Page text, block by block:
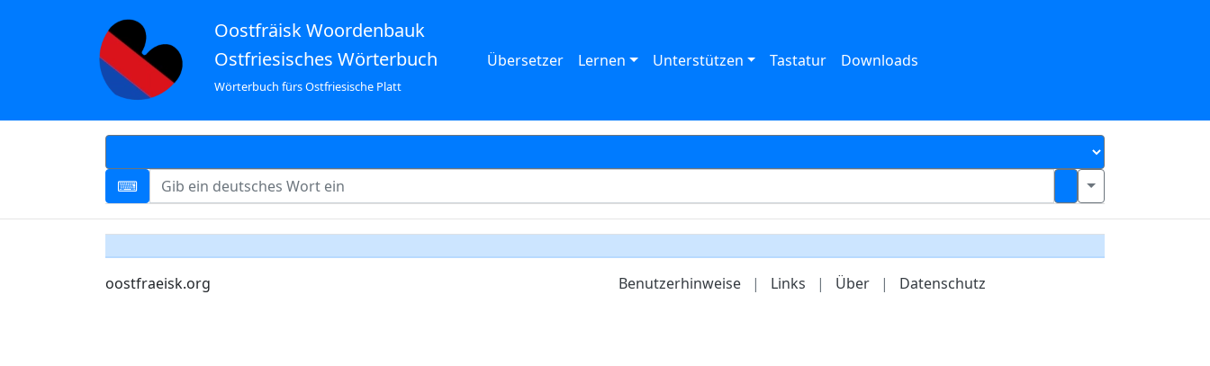
Oostfräisk Woordenbauk
Ostfriesisches Wörterbuch
Wörterbuch fürs Ostfriesische Platt
Übersetzer Lernen Unterstützen Tastatur Downloads
oostfraeisk.org Benutzerhinweise | Links | Über | Datenschutz